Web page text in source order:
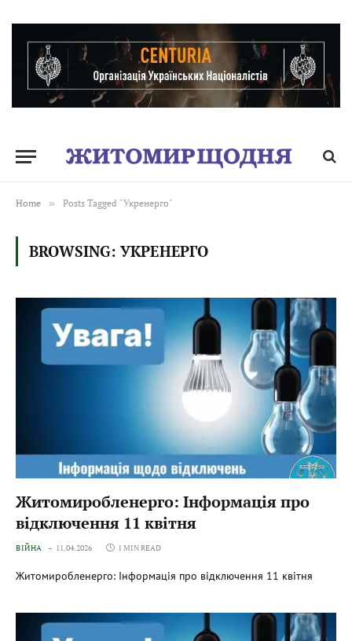
Home » Posts Tagged "Укренерго"
BROWSING: УКРЕНЕРГО
Житомиробленерго: Інформація про
відключення 11 квітня
ВІЙНА 11.04.2026 1 MIN READ
Житомиробленерго: Інформація про відключення 11 квітня